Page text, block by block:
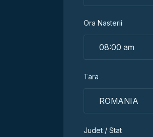
Ora Nasterii
Tara
Judet / Stat